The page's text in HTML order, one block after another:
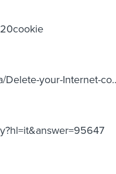
Delete-your-Internet-co